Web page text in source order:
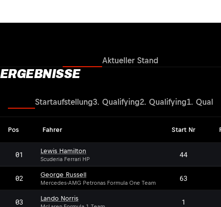
Aktueller Stand
ERGEBNISSE
Startaufstellung3. Qualifying2. Qualifying1.
Pos Fahrer Start Nr
01 Lewis Hamilton
Scuderia Ferrari HP 44
02 George Russell
Mercedes-AMG Petronas Formula One Team 63
03 Lando Norris 1